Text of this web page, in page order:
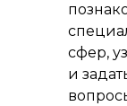
сфер,
и